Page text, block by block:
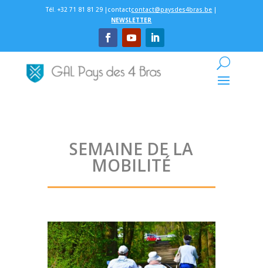
Tél. +32 71 81 81 29 |contactcontact@paysdes4bras.be |
NEWSLETTER
SEMAINE DE LA
MOBILITÉ